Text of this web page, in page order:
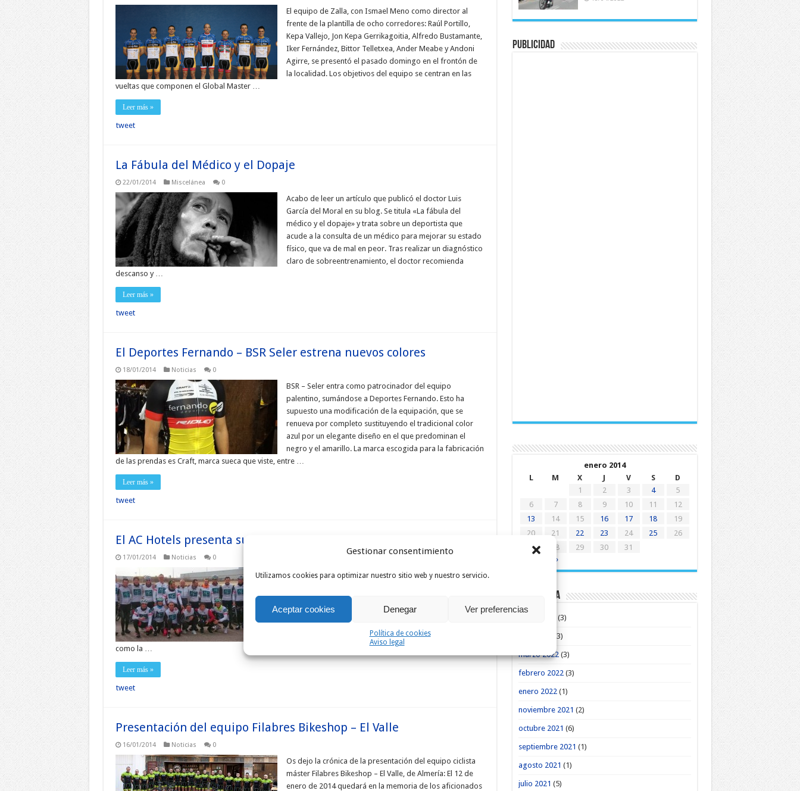
Gestionar consentimiento
Utilizamos cookies para optimizar nuestro sitio web y nuestro servicio.
Aceptar cookies Denegar Ver preferencias
Política de cookies
Aviso legal
El equipo de Zalla, con Ismael Meno como director al
frente de la plantilla de ocho corredores: Raúl Portillo,
Kepa Vallejo, Jon Kepa Gerrikagoitia, Alfredo Bustamante,
Iker Fernández, Bittor Telletxea, Ander Meabe y Andoni
Agirre, se presentó el pasado domingo en el frontón de
la localidad. Los objetivos del equipo se centran en las
vueltas que componen el Global Master …
Leer más »
tweet
La Fábula del Médico y el Dopaje
22/01/2014 Miscelánea 0
Acabo de leer un artículo que publicó el doctor Luis
García del Moral en su blog. Se titula «La fábula del
médico y el dopaje» y trata sobre un deportista que
acude a la consulta de un médico para mejorar su estado
físico, que va de mal en peor. Tras realizar un diagnóstico
claro de sobreentrenamiento, el doctor recomienda
descanso y …
Leer más »
tweet
El Deportes Fernando – BSR Seler estrena nuevos colores
18/01/2014 Noticias 0
BSR – Seler entra como patrocinador del equipo
palentino, sumándose a Deportes Fernando. Esto ha
supuesto una modificación de la equipación, que se
renueva por completo sustituyendo el tradicional color
azul por un elegante diseño en el que predominan el
negro y el amarillo. La marca escogida para la fabricación
de las prendas es Craft, marca sueca que viste, entre …
Leer más »
tweet
El AC Hotels presenta su plantilla para 2014
17/01/2014 Noticias 0
El AC Hotels By Marriott ha sido uno de los equipos que
cara a la temporada 2014. Sin romper con la estructura
que tenían, se han movido para procurarse varios
corredores que puedan aportar más potencial al equipo.
A pesar de que también ha sufrido bajas importantes
como la …
Leer más »
tweet
Presentación del equipo Filabres Bikeshop – El Valle
16/01/2014 Noticias 0
Os dejo la crónica de la presentación del equipo ciclista
máster Filabres Bikeshop – El Valle, de Almería: El 12 de
enero de 2014 quedará en la memoria de los aficionados
Publicidad
enero 2014
L
M X J V S
D
1
2 3 4
5
6
7 8 9 10 11
12
13
14 15 16 17 18
19
20
21 22 23 24 25
26
27
28 29 30
31
Feb »
Hemeroteca
(3)
(3)
marzo 2022 (3)
febrero 2022 (3)
enero 2022 (1)
noviembre 2021 (2)
octubre 2021 (6)
septiembre 2021 (1)
agosto 2021 (1)
julio 2021 (5)